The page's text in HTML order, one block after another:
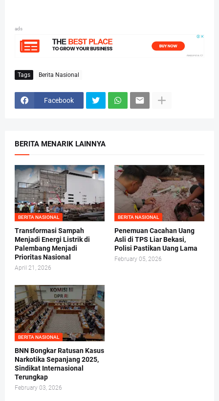
ads
Tags Berita Nasional
Facebook
BERITA MENARIK LAINNYA
BERITA NASIONAL
Transformasi Sampah
Menjadi Energi Listrik di
Palembang Menjadi
Prioritas Nasional
April 21, 2026
BERITA NASIONAL
Penemuan Cacahan Uang
Asli di TPS Liar Bekasi,
Polisi Pastikan Uang Lama
February 05, 2026
BERITA NASIONAL
BNN Bongkar Ratusan Kasus
Narkotika Sepanjang 2025,
Sindikat Internasional
Terungkap
February 03, 2026